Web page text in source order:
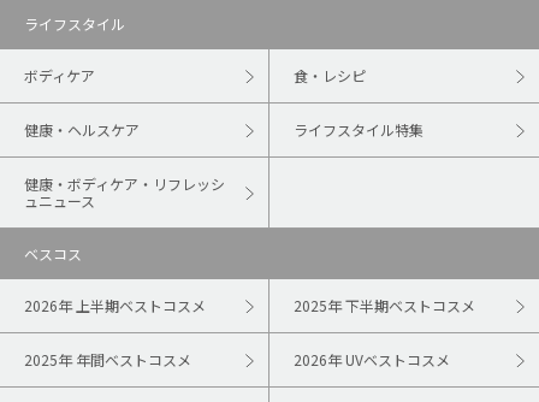
ライフスタイル
ボディケア 食・レシピ
健康・ヘルスケア ライフスタイル特集
健康・ボディケア・リフレッシ
ュニュース
ベスコス
2026年 上半期ベストコスメ 2025年 下半期ベストコスメ
2025年 年間ベストコスメ 2026年 UVベストコスメ